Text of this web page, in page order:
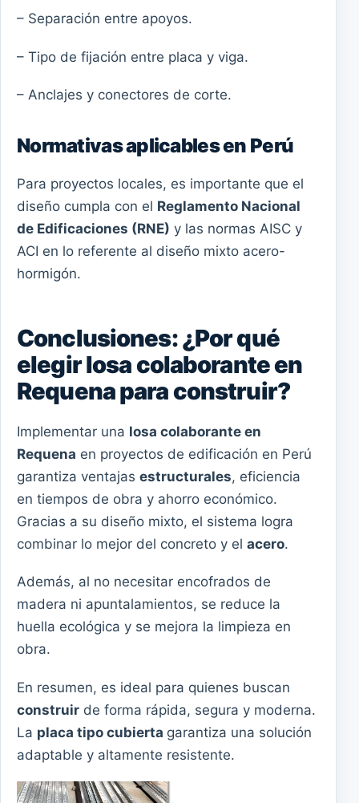
– Separación entre apoyos.
– Tipo de fijación entre placa y viga.
– Anclajes y conectores de corte.
Normativas aplicables en Perú
Para proyectos locales, es importante que el
diseño cumpla con el Reglamento Nacional
de Edificaciones (RNE) y las normas AISC y
ACI en lo referente al diseño mixto acero-
hormigón.
Conclusiones: ¿Por qué
elegir losa colaborante en
Requena para construir?
Implementar una losa colaborante en
Requena en proyectos de edificación en Perú
garantiza ventajas estructurales, eficiencia
en tiempos de obra y ahorro económico.
Gracias a su diseño mixto, el sistema logra
combinar lo mejor del concreto y el acero.
Además, al no necesitar encofrados de
madera ni apuntalamientos, se reduce la
huella ecológica y se mejora la limpieza en
obra.
En resumen, es ideal para quienes buscan
construir de forma rápida, segura y moderna.
La placa tipo cubierta garantiza una solución
adaptable y altamente resistente.